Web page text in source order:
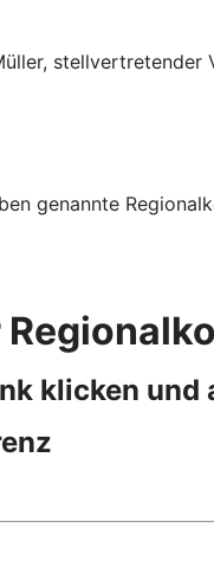
stellvertretender
genannte
klicken und